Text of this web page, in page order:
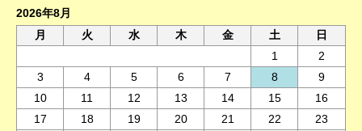
2026年8月
月
火 水 木 金 土
日
1
2
3
4 5 6 7 8
9
10
11 12 13 14 15
16
17
18 19 20 21 22
23